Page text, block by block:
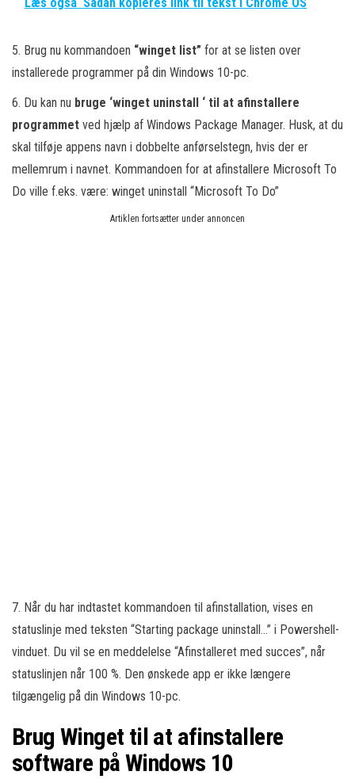
5. Brug nu kommandoen “winget list” for at se listen over
installerede programmer på din Windows 10-pc.
6. Du kan nu bruge ‘winget uninstall ‘ til at afinstallere
programmet ved hjælp af Windows Package Manager. Husk, at du
skal tilføje appens navn i dobbelte anførselstegn, hvis der er
mellemrum i navnet. Kommandoen for at afinstallere Microsoft To
Do ville f.eks. være: winget uninstall “Microsoft To Do”
Artiklen fortsætter under annoncen
7. Når du har indtastet kommandoen til afinstallation, vises en
statuslinje med teksten “Starting package uninstall…” i Powershell-
vinduet. Du vil se en meddelelse “Afinstalleret med succes”, når
statuslinjen når 100 %. Den ønskede app er ikke længere
tilgængelig på din Windows 10-pc.
Brug Winget til at afinstallere
software på Windows 10